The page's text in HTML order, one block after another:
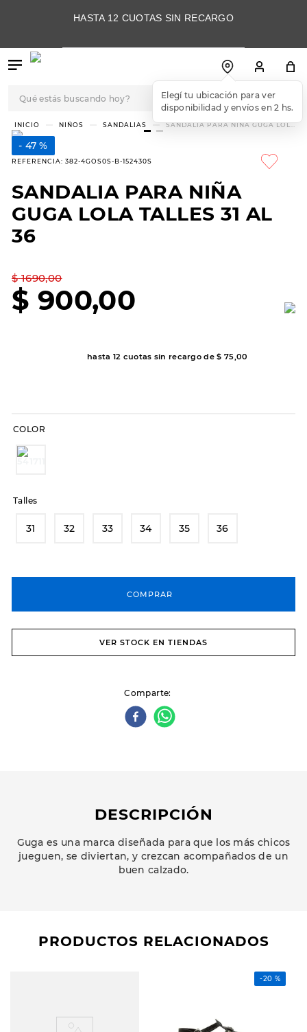
HASTA 12 CUOTAS SIN RECARGO
Elegí tu ubicación para ver
disponibilidad y envíos en 2 hs.
NIÑOS SANDALIAS
SANDALIA PARA NIÑA GUGA LOLA
47 %
REFERENCIA: 382-4GOS0S-B-152430S
SANDALIA PARA NIÑA
GUGA LOLA TALLES 31 AL
36
$ 1690,00
$ 900,00
hasta 12 cuotas sin recargo de$ 75,00
COLOR
Talles
31 32 33 34 35 36
COMPRAR
VER STOCK EN TIENDAS
Comparte
DESCRIPCIÓN
Guga es una marca diseñada para que los más chicos
jueguen, se diviertan, y crezcan acompañados de un
buen calzado.
PRODUCTOS RELACIONADOS
-20 %
TÉRMINOS MÁS
BUSCADOS
skechers
3 .
skechers slip-ins